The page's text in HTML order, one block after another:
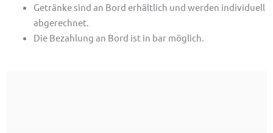
Getränke sind an Bord erhältlich und werden individuell
abgerechnet.
Die Bezahlung an Bord ist in bar möglich.